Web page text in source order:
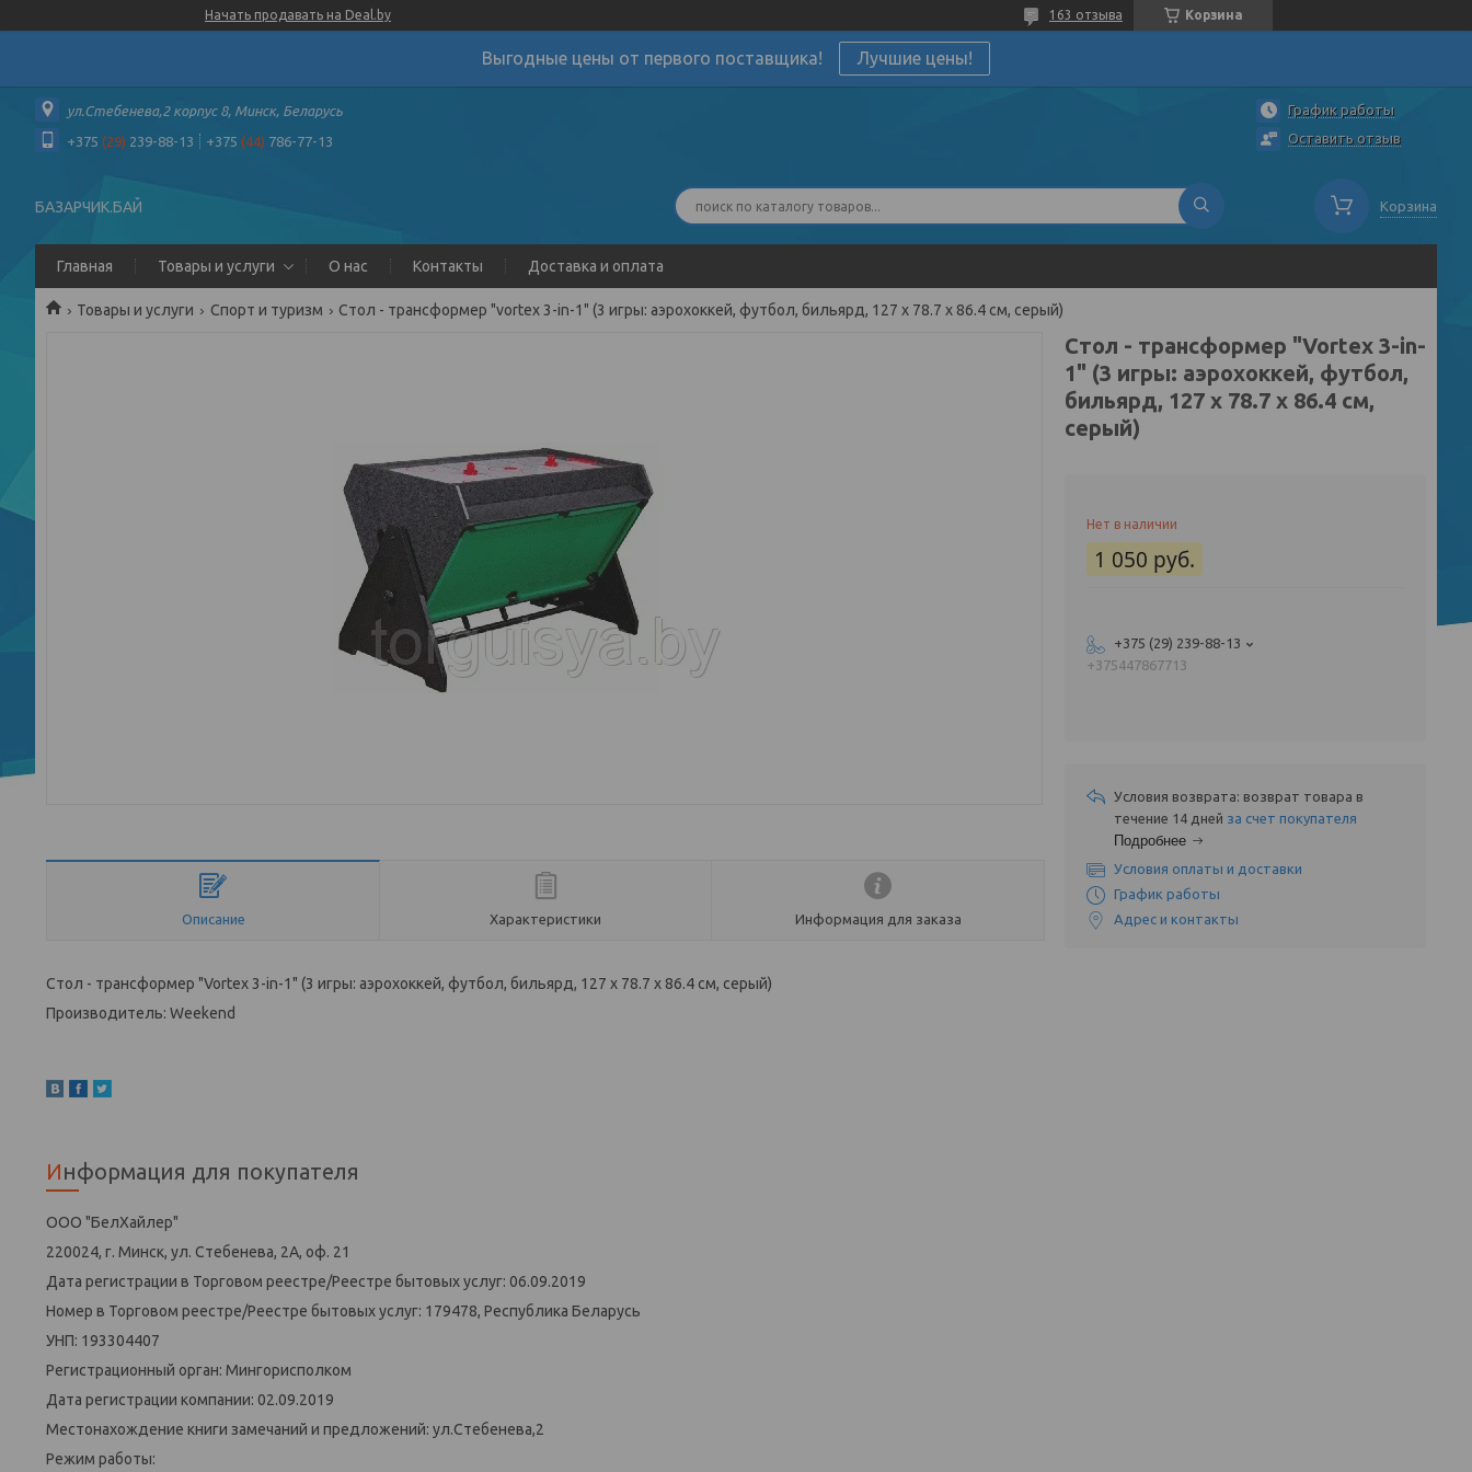
Начать продавать на Deal.by Корзина
163 отзыва
Выгодные цены от первого поставщика! Лучшие цены!
ул.Стебенева,2 корпус 8, Минск, Беларусь
+375 (29) 239-88-13 +375 (44) 786-77-13
График работы
Оставить отзыв
БАЗАРЧИК.БАЙ Корзина
Главная Товары и услуги О нас Контакты Доставка и оплата
Товары и услуги Спорт и туризм Стол - трансформер "vortex 3-in-1" (3 игры: аэрохоккей, футбол, бильярд, 127 х 78.7 х 86.4 см, серый)
Описание Характеристики Информация для заказа
Стол - трансформер "Vortex 3-in-1" (3 игры: аэрохоккей, футбол, бильярд, 127 х 78.7 х 86.4 см, серый)
Производитель: Weekend
Информация для покупателя
ООО "БелХайлер"
220024, г. Минск, ул. Стебенева, 2А, оф. 21
Дата регистрации в Торговом реестре/Реестре бытовых услуг: 06.09.2019
Номер в Торговом реестре/Реестре бытовых услуг: 179478, Республика Беларусь
УНП: 193304407
Регистрационный орган: Мингорисполком
Дата регистрации компании: 02.09.2019
Местонахождение книги замечаний и предложений: ул.Стебенева,2
Режим работы:
Стол - трансформер "Vortex 3-in-
1" (3 игры: аэрохоккей, футбол,
бильярд, 127 х 78.7 х 86.4 см,
серый)
Нет в наличии
1 050 руб.
+375 (29) 239-88-13
+375447867713
возврат товара в
течение 14 дней за счет покупателя
Подробнее
Условия оплаты и доставки
График работы
Адрес и контакты